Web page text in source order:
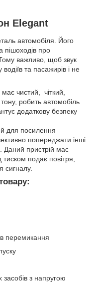
Elegant
автомобіля. Його
пішоходів про
важливо, щоб звук
та пасажирів і не
чистий, чіткий,
робить автомобіль
додаткову безпеку
для посилення
попереджати інші
Даний пристрій має
тиском подає повітря,
сигналу.
перемикання
з напругою